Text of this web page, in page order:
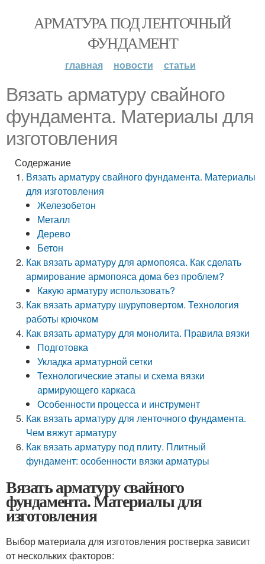
АРМАТУРА ПОД ЛЕНТОЧНЫЙ
ФУНДАМЕНТ
главная новости статьи
Вязать арматуру свайного
фундамента. Материалы для
изготовления
Содержание
Вязать арматуру свайного фундамента. Материалы
для изготовления
Железобетон
Металл
Дерево
Бетон
Как вязать арматуру для армопояса. Как сделать
армирование армопояса дома без проблем?
Какую арматуру использовать?
Как вязать арматуру шуруповертом. Технология
работы крючком
Как вязать арматуру для монолита. Правила вязки
Подготовка
Укладка арматурной сетки
Технологические этапы и схема вязки
армирующего каркаса
Особенности процесса и инструмент
Как вязать арматуру для ленточного фундамента.
Чем вяжут арматуру
Как вязать арматуру под плиту. Плитный
фундамент: особенности вязки арматуры
Вязать арматуру свайного
фундамента. Материалы для
изготовления
Выбор материала для изготовления ростверка зависит
от нескольких факторов: